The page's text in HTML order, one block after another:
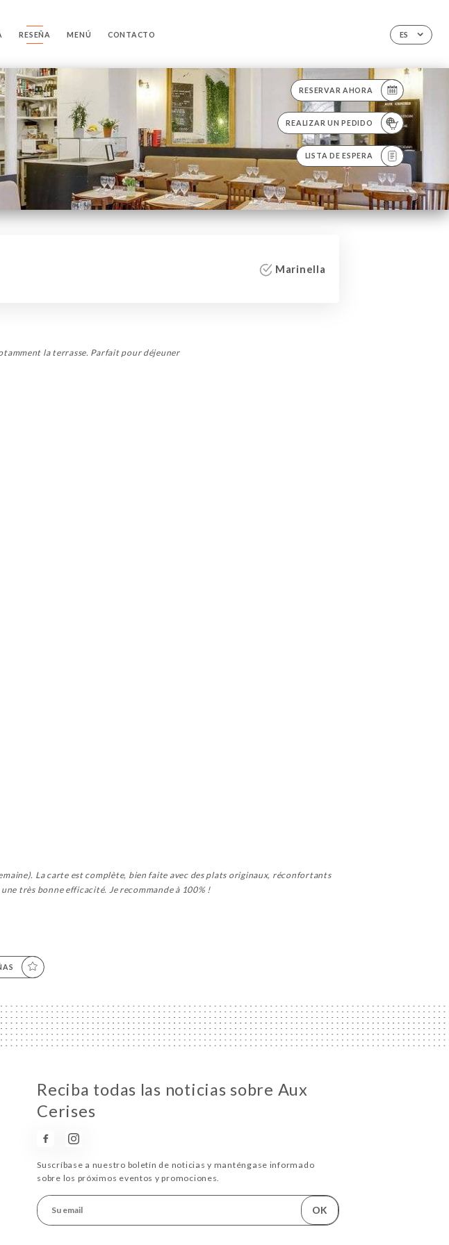
ES
RESEÑA MENÚ CONTACTO
RESERVAR AHORA
REALIZAR UN PEDIDO
LISTA DE ESPERA
Marinella
la terrasse. Parfait pour déjeuner
La carte est complète, bien faite avec des plats originaux, réconfortants
très bonne efficacité. Je recommande à 100% !
Reciba todas las noticias sobre Aux
Cerises
Suscríbase a nuestro boletín de noticias y manténgase informado
sobre los próximos eventos y promociones.
OK